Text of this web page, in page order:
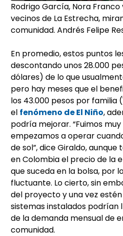
Rodrigo García, Nora
vecinos de La Estrecha,
comunidad. Andrés Felipe
En promedio, estos puntos
descontando unos 28.000
dólares) de lo que
pero hay meses que el
los 43.000 pesos por familia
el fenómeno de El Niño,
podría mejorar. “Fuimos
empezamos a operar
de sol”, dice Giraldo,
en Colombia el precio de la
que suceda en la bolsa, por
fluctuante. Lo cierto, sin
del proyecto y una vez
sistemas instalados podrían
de la demanda mensual de
comunidad.